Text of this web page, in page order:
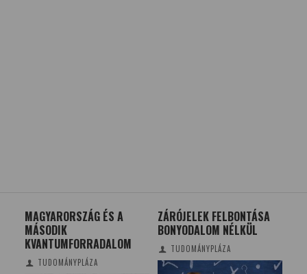
MAGYARORSZÁG ÉS A
MÁSODIK
KVANTUMFORRADALOM
TUDOMÁNYPLÁZA
ZÁRÓJELEK FELBONTÁSA
BONYODALOM NÉLKÜL
TUDOMÁNYPLÁZA